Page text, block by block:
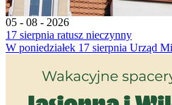
05 - 08 - 2026
17 sierpnia ratusz nieczynny
W poniedziałek 17 sierpnia Urząd